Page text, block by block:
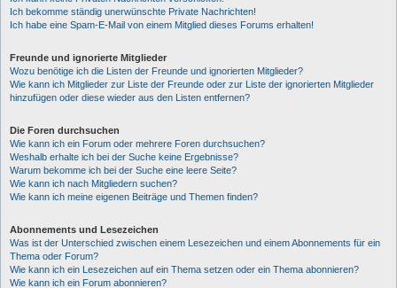
Ich bekomme ständig unerwünschte Private Nachrichten!
Ich habe eine Spam-E-Mail von einem Mitglied dieses Forums erhalten!
Freunde und ignorierte Mitglieder
Wozu benötige ich die Listen der Freunde und ignorierten Mitglieder?
Wie kann ich Mitglieder zur Liste der Freunde oder zur Liste der ignorierten Mitglieder
hinzufügen oder diese wieder aus den Listen entfernen?
Die Foren durchsuchen
Wie kann ich ein Forum oder mehrere Foren durchsuchen?
Weshalb erhalte ich bei der Suche keine Ergebnisse?
Warum bekomme ich bei der Suche eine leere Seite?
Wie kann ich nach Mitgliedern suchen?
Wie kann ich meine eigenen Beiträge und Themen finden?
Abonnements und Lesezeichen
Was ist der Unterschied zwischen einem Lesezeichen und einem Abonnements für ein
Thema oder Forum?
Wie kann ich ein Lesezeichen auf ein Thema setzen oder ein Thema abonnieren?
Wie kann ich ein Forum abonnieren?